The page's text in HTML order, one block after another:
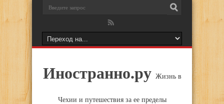
Иностранно.ру Жизнь в
Чехии и путешествия за ее пределы